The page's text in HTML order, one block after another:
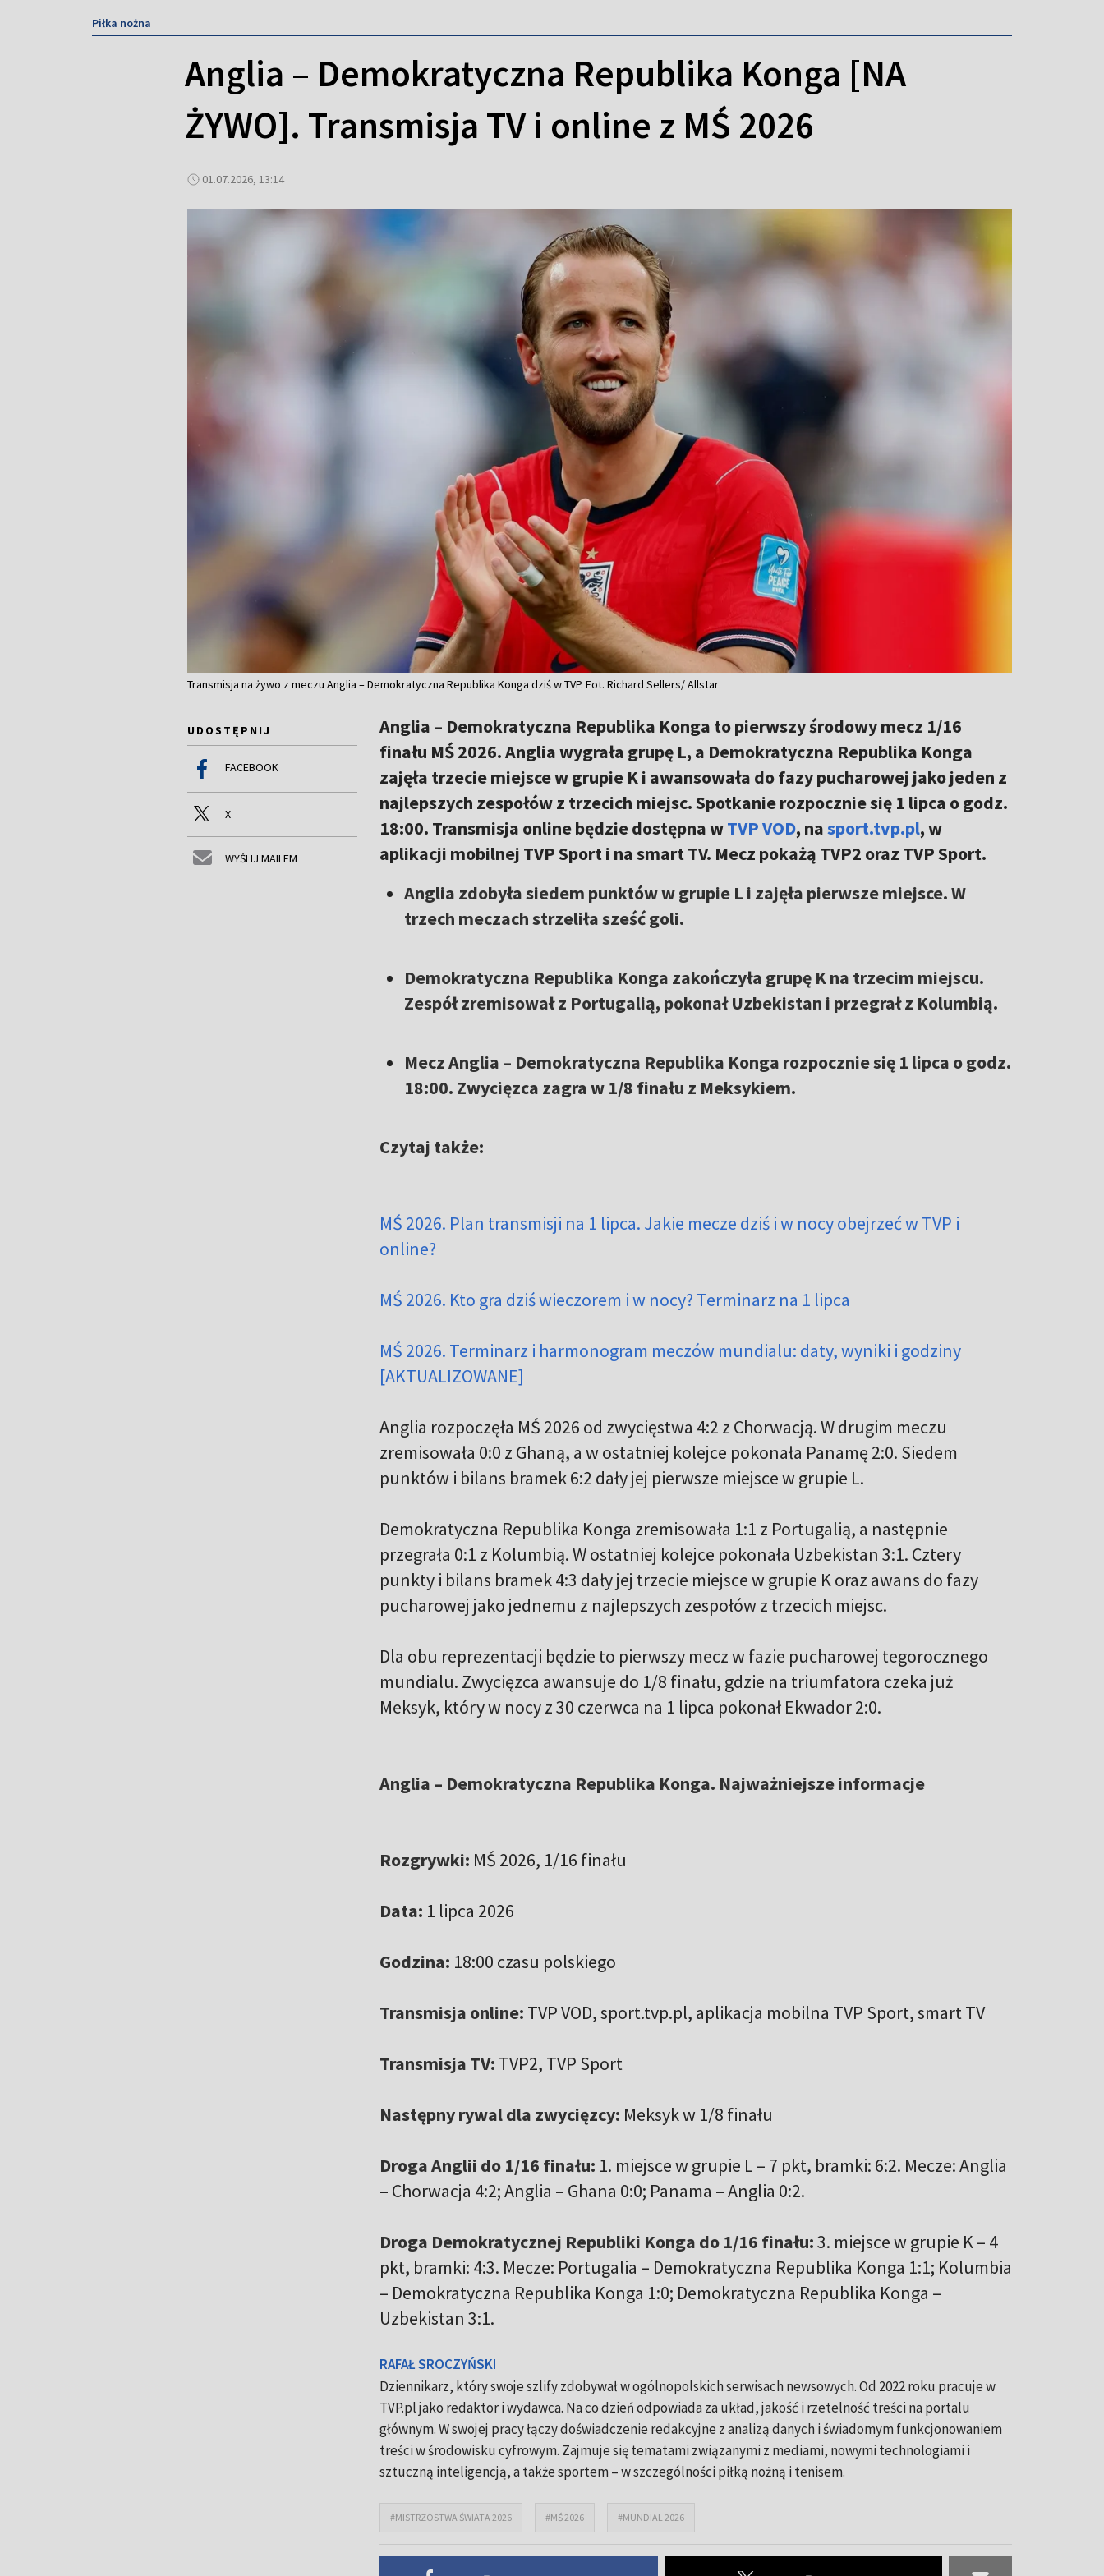
Piłka nożna
Anglia – Demokratyczna Republika Konga [NA
ŻYWO]. Transmisja TV i online z MŚ 2026
01.07.2026, 13:14
Transmisja na żywo z meczu Anglia – Demokratyczna Republika Konga dziś w TVP. Fot. Richard Sellers/ Allstar
UDOSTĘPNIJ
FACEBOOK
X
WYŚLIJ MAILEM
Anglia – Demokratyczna Republika Konga to pierwszy środowy mecz 1/16
finału MŚ 2026. Anglia wygrała grupę L, a Demokratyczna Republika Konga
zajęła trzecie miejsce w grupie K i awansowała do fazy pucharowej jako jeden z
najlepszych zespołów z trzecich miejsc. Spotkanie rozpocznie się 1 lipca o godz.
18:00. Transmisja online będzie dostępna wTVP VOD, nasport.tvp.pl, w
aplikacji mobilnej TVP Sport i na smart TV. Mecz pokażą TVP2 oraz TVP Sport.
Anglia zdobyła siedem punktów w grupie L i zajęła pierwsze miejsce. W
trzech meczach strzeliła sześć goli.
Demokratyczna Republika Konga zakończyła grupę K na trzecim miejscu.
Zespół zremisował z Portugalią, pokonał Uzbekistan i przegrał z Kolumbią.
Mecz Anglia – Demokratyczna Republika Konga rozpocznie się 1 lipca o godz.
18:00. Zwycięzca zagra w 1/8 finału z Meksykiem.
Czytaj także:
MŚ 2026. Plan transmisji na 1 lipca. Jakie mecze dziś i w nocy obejrzeć w TVP i
online?
MŚ 2026. Kto gra dziś wieczorem i w nocy? Terminarz na 1 lipca
MŚ 2026. Terminarz i harmonogram meczów mundialu: daty, wyniki i godziny
[AKTUALIZOWANE]
Anglia rozpoczęła MŚ 2026 od zwycięstwa 4:2 z Chorwacją. W drugim meczu
zremisowała 0:0 z Ghaną, a w ostatniej kolejce pokonała Panamę 2:0. Siedem
punktów i bilans bramek 6:2 dały jej pierwsze miejsce w grupie L.
Demokratyczna Republika Konga zremisowała 1:1 z Portugalią, a następnie
przegrała 0:1 z Kolumbią. W ostatniej kolejce pokonała Uzbekistan 3:1. Cztery
punkty i bilans bramek 4:3 dały jej trzecie miejsce w grupie K oraz awans do fazy
pucharowej jako jednemu z najlepszych zespołów z trzecich miejsc.
Dla obu reprezentacji będzie to pierwszy mecz w fazie pucharowej tegorocznego
mundialu. Zwycięzca awansuje do 1/8 finału, gdzie na triumfatora czeka już
Meksyk, który w nocy z 30 czerwca na 1 lipca pokonał Ekwador 2:0.
Anglia – Demokratyczna Republika Konga. Najważniejsze informacje
Rozgrywki: MŚ 2026, 1/16 finału
Data: 1 lipca 2026
Godzina: 18:00 czasu polskiego
Transmisja online: TVP VOD, sport.tvp.pl, aplikacja mobilna TVP Sport, smart TV
Transmisja TV: TVP2, TVP Sport
Następny rywal dla zwycięzcy: Meksyk w 1/8 finału
Droga Anglii do 1/16 finału: 1. miejsce w grupie L – 7 pkt, bramki: 6:2. Mecze: Anglia
– Chorwacja 4:2; Anglia – Ghana 0:0; Panama – Anglia 0:2.
Droga Demokratycznej Republiki Konga do 1/16 finału:3. miejsce w grupie K – 4
pkt, bramki: 4:3. Mecze: Portugalia – Demokratyczna Republika Konga 1:1; Kolumbia
– Demokratyczna Republika Konga 1:0; Demokratyczna Republika Konga –
Uzbekistan 3:1.
RAFAŁ SROCZYŃSKI
Dziennikarz, który swoje szlify zdobywał w ogólnopolskich serwisach newsowych. Od 2022 roku pracuje w
TVP.pl jako redaktor i wydawca. Na co dzień odpowiada za układ, jakość i rzetelność treści na portalu
głównym. W swojej pracy łączy doświadczenie redakcyjne z analizą danych i świadomym funkcjonowaniem
treści w środowisku cyfrowym. Zajmuje się tematami związanymi z mediami, nowymi technologiami i
sztuczną inteligencją, a także sportem – w szczególności piłką nożną i tenisem.
#MISTRZOSTWA ŚWIATA 2026 #MŚ 2026 #MUNDIAL 2026